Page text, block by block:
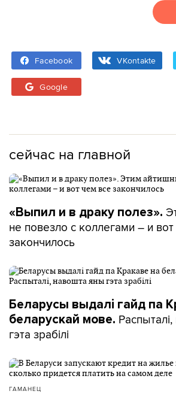
Facebook VKontakte
Google
сейчас на главной
«Выпил и в драку полез».
не повезло с коллегами – и
закончилось
Беларусы выдалі гайд па
беларускай мове.
гэта зрабілі
ГАМАНЕЦ